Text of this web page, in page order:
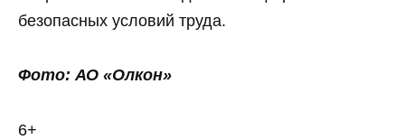
безопасных условий труда.
Фото: АО «Олкон»
6+